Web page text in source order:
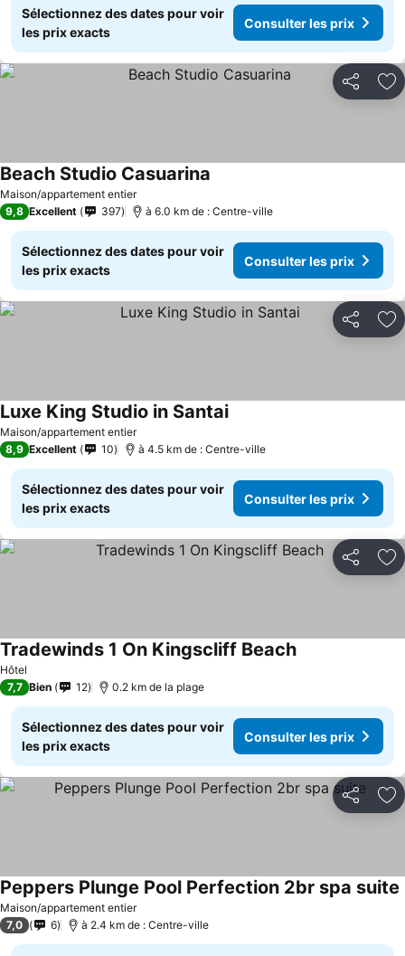
Sélectionnez des dates pour voir
les prix exacts
Consulter les prix
Partager
Maison/appartement entier
Beach Studio Casuarina
9,8 Excellent 397 à 6.0 km de : Centre-ville
Sélectionnez des dates pour voir
les prix exacts
Consulter les prix
Partager
Maison/appartement entier
Luxe King Studio in SantaiConsulter les prix
8,9 Excellent 10 à 4.5 km de : Centre-ville
Sélectionnez des dates pour voir
les prix exacts
Consulter les prix
Partager
Hôtel
Tradewinds 1 On Kingscliff BeachConsulter les
7,7 Bien 12 0.2 km de la plage
Sélectionnez des dates pour voir
les prix exacts
Consulter les prix
Partager
Maison/appartement entier
Peppers Plunge Pool Perfection 2br spa suite
7,0 6 à 2.4 km de : Centre-ville